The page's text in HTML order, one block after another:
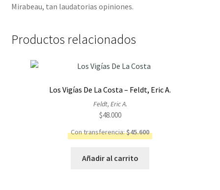
Mirabeau, tan laudatorias opiniones.
Productos relacionados
Los Vigías De La Costa – Feldt, Eric A.
Feldt, Eric A.
$48.000
Con transferencia:$45.600
Añadir al carrito